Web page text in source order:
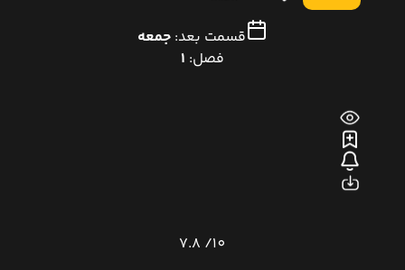
قسمت بعد: جمعه
فصل: 1
10/
7.8